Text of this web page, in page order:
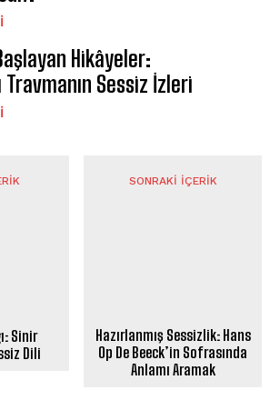
Hikâyeler:
Travmanın Sessiz İzleri
Sinir
Dili
SONRAKI İÇERIK
Hazırlanmış Sessizlik: Hans
Op De Beeck’in Sofrasında
Anlamı Aramak